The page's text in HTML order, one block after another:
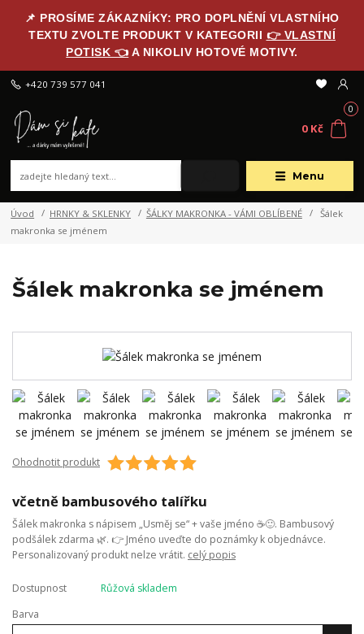
📌 PROSÍME ZÁKAZNÍKY: PRO DOPLNĚNÍ VLASTNÍHO
TEXTU ZVOLTE PRODUKT V KATEGORII 👉 VLASTNÍ
POTISK 👈 A NIKOLIV HOTOVÉ MOTIVY.
Menu
+420 739 577 041
0
0 Kč
Úvod HRNKY & SKLENKY ŠÁLKY MAKRONKA - VÁMI OBLÍBENÉ
Šálek
makronka se jménem
Šálek makronka se jménem
Ohodnotit produkt
včetně bambusového talířku
Šálek makronka s nápisem „Usměj se“ + vaše jméno ☕🙂. Bambusový
podšálek zdarma 🌿. 👉 Jméno uveďte do poznámky k objednávce.
Personalizovaný produkt nelze vrátit. celý popis
Dostupnost
Růžová skladem
Barva